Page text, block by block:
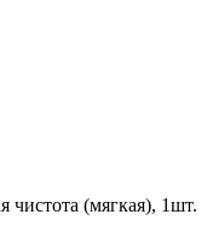
чистота (мягкая), 1шт.